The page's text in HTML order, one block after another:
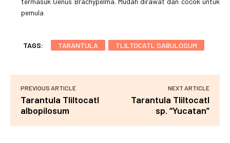
pemula
TAGS: TARANTULA TLILTOCATL SABULOSUM
PREVIOUS ARTICLE
Tarantula Tliltocatl
albopilosum
NEXT ARTICLE
Tarantula Tliltocatl
sp. “Yucatan”